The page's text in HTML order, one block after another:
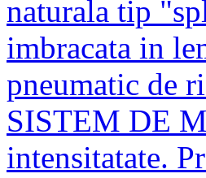
naturala tip
imbracata in
pneumatic de
SISTEM DE
intensitatate.